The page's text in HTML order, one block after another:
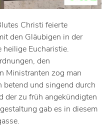
Christi feierte
den Gläubigen in der
Eucharistie.
den
Ministranten zog man
betend und singend durch
der zu früh angekündigten
gab es in diesem